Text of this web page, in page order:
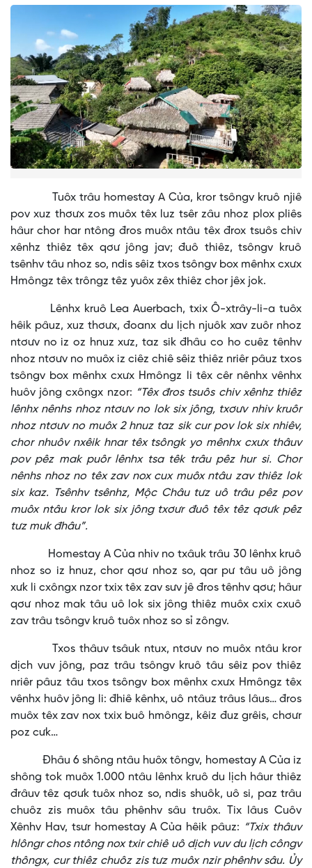
Tuôx trâu homestay A Của, kror tsôngv kruô njiê
pov xuz thơưx zos muôx têx luz tsêr zâu nhoz plox pliês
hâur chor har ntông đros muôx ntâu têx đrox tsuôs chiv
xênhz thiêz têx qơư jông jav; đuô thiêz, tsôngv kruô
tsênhv tâu nhoz so, ndis sêiz txos tsôngv box mênhx cxưx
Hmôngz têx trôngz têz yuôx zêx thiêz chor jêx jok.
Lênhx kruô Lea Auerbach, txix Ô-xtrây-li-a tuôx
hêik pâuz, xuz thơưx, đoanx du lịch njuôk xav zuôr nhoz
ntơưv no iz oz hnuz xưz, taz sik đhâu co ho cuêz tênhv
nhoz ntơưv no muôx iz ciêz chiê sêiz thiêz nriêr pâuz txos
tsôngv box mênhx cxưx Hmôngz li têx cêr nênhx vênhx
huôv jông cxôngx nzor: “Têx đros tsuôs chiv xênhz thiêz
lênhx nênhs nhoz ntơưv no lok six jông, txơưv nhiv kruôr
nhoz ntơưv no muôx 2 hnuz taz sik cur pov lok six nhiêv,
chor nhuôv nxêik hnar têx tsôngk yo mênhx cxưx thâuv
pov pêz mak puôr lênhx tsa têk trâu pêz hur si. Chor
nênhs nhoz no têx zav nox cux muôx ntâu zav thiêz lok
six kaz. Tsênhv tsênhz, Mộc Châu tưz uô trâu pêz pov
muôx ntâu kror lok six jông txơưr đuô têx têz qơưk pêz
tưz muk đhâu”.
Homestay A Của nhiv no txâuk trâu 30 lênhx kruô
nhoz so iz hnuz, chor qơư nhoz so, qar pư tâu uô jông
xưk li cxôngx nzor txix têx zav sưv jê đros tênhv qơư; hâur
qơư nhoz mak tâu uô lok six jông thiêz muôx cxix cxuô
zav trâu tsôngv kruô tuôx nhoz so sỉ zôngv.
Txos thâuv tsâuk ntux, ntơưv no muôx ntâu kror
dịch vuv jông, paz trâu tsôngv kruô tâu sêiz pov thiêz
nriêr pâuz tâu txos tsôngv box mênhx cxưx Hmôngz têx
vênhx huôv jông li: đhiê kênhx, uô ntâuz trâus lâus… đros
muôx têx zav nox txix buô hmôngz, kêiz đuz grêis, chơưr
poz cưk…
Đhâu 6 shông ntâu huôx tôngv, homestay A Của iz
shông tok muôx 1.000 ntâu lênhx kruô du lịch hâur thiêz
đrâuv têz qơưk tuôx nhoz so, ndis shuôk, uô si, paz trâu
chuôz zis muôx tâu phênhv sâu truôx. Tix lâus Cuôv
Xênhv Hav, tsưr homestay A Của hêik pâuz: “Txix thâuv
hlôngr chos ntông nox txir chiê uô dịch vuv du lịch côngv
thôngx, cur thiêz chuôz zis tưz muôx nzir phênhv sâu. Ủy